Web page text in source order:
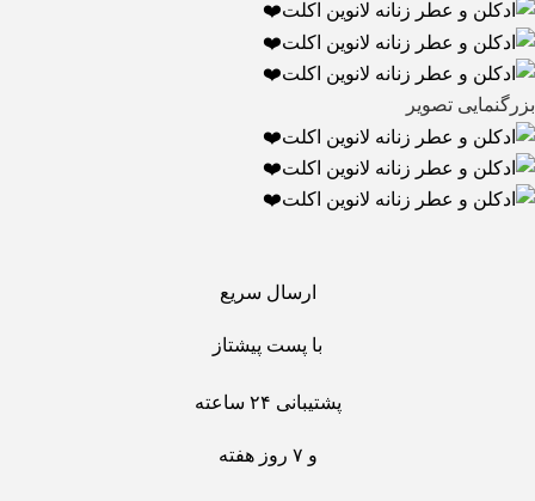
بزرگنمایی تصویر
ارسال سریع
با پست پیشتاز
پشتیبانی ۲۴ ساعته
و ۷ روز هفته